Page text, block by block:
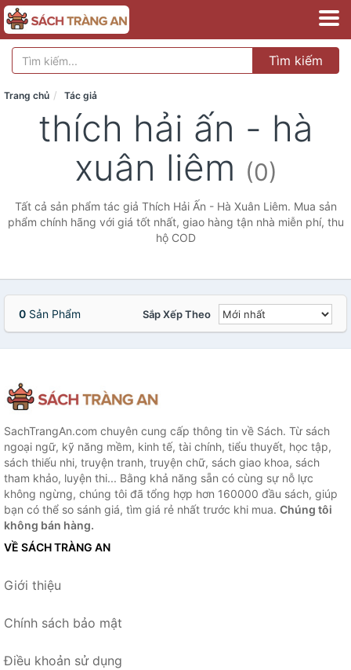
Tìm kiếm
Trang chủ Tác giả
thích hải ấn - hà
xuân liêm (0)
Tất cả sản phẩm tác giả Thích Hải Ấn - Hà Xuân Liêm. Mua sản
phẩm chính hãng với giá tốt nhất, giao hàng tận nhà miễn phí, thu
hộ COD
0 Sản Phẩm Sắp Xếp Theo
SachTrangAn.com chuyên cung cấp thông tin về Sách. Từ sách
ngoại ngữ, kỹ năng mềm, kinh tế, tài chính, tiểu thuyết, học tập,
sách thiếu nhi, truyện tranh, truyện chữ, sách giao khoa, sách
tham khảo, luyện thi... Bằng khả năng sẵn có cùng sự nỗ lực
không ngừng, chúng tôi đã tổng hợp hơn 160000 đầu sách, giúp
bạn có thể so sánh giá, tìm giá rẻ nhất trước khi mua. Chúng tôi
không bán hàng.
VỀ SÁCH TRÀNG AN
Giới thiệu
Chính sách bảo mật
Điều khoản sử dụng